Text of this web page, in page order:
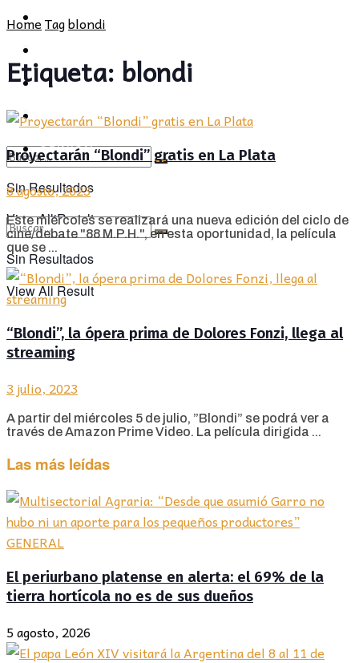
POLÍTICA
CULTURA
Sin Resultados
View All Result
PROVINCIA
SOCIEDAD
CULTURA
OPINIÓN
Sin Resultados
View All Result
HomeTagblondi
Etiqueta: blondi
Proyectarán “Blondi” gratis en La Plata
8 agosto, 2023
Este miércoles se realizará una nueva edición del ciclo de
cine/debate "88 M.P.H.", en esta oportunidad, la película
que se ...
“Blondi”, la ópera prima de Dolores Fonzi, llega al
streaming
3 julio, 2023
A partir del miércoles 5 de julio, ”Blondi” se podrá ver a
través de Amazon Prime Video. La película dirigida ...
Las más leídas
GENERAL
El periurbano platense en alerta: el 69% de la
tierra hortícola no es de sus dueños
5 agosto, 2026